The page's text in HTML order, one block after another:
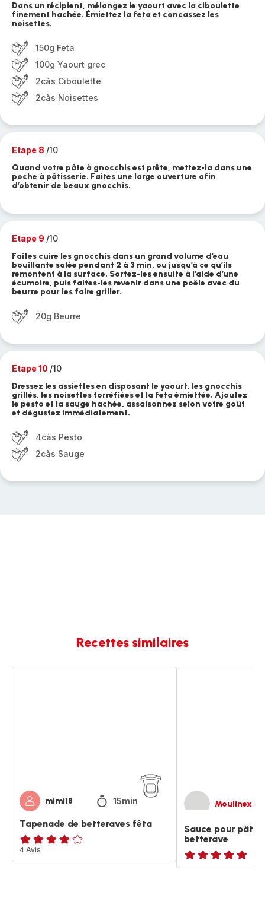
Dans un récipient, mélangez le yaourt avec la ciboulette
finement hachée. Émiettez la feta et concassez les
noisettes.
150g Feta
100g Yaourt grec
2càs Ciboulette
2càs Noisettes
Etape 8 /10
Quand votre pâte à gnocchis est prête, mettez-la dans une
poche à pâtisserie. Faites une large ouverture afin
d’obtenir de beaux gnocchis.
Etape 9 /10
Faites cuire les gnocchis dans un grand volume d’eau
bouillante salée pendant 2 à 3 min, ou jusqu’à ce qu’ils
remontent à la surface. Sortez-les ensuite à l’aide d’une
écumoire, puis faites-les revenir dans une poêle avec du
beurre pour les faire griller.
20g Beurre
Etape 10 /10
Dressez les assiettes en disposant le yaourt, les gnocchis
grillés, les noisettes torréfiées et la feta émiettée. Ajoutez
le pesto et la sauge hachée, assaisonnez selon votre goût
et dégustez immédiatement.
4càs Pesto
2càs Sauge
Recettes similaires
mimi18 15min
Tapenade de betteraves fêta
ratings.3.8
4 Avis
Moulinex
Sauce pour
betterave
ratings.NaN